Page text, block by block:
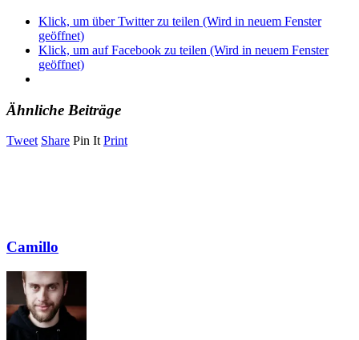
Klick, um über Twitter zu teilen (Wird in neuem Fenster
geöffnet)
Klick, um auf Facebook zu teilen (Wird in neuem Fenster
geöffnet)
Ähnliche Beiträge
Tweet Share Pin It Print
Camillo